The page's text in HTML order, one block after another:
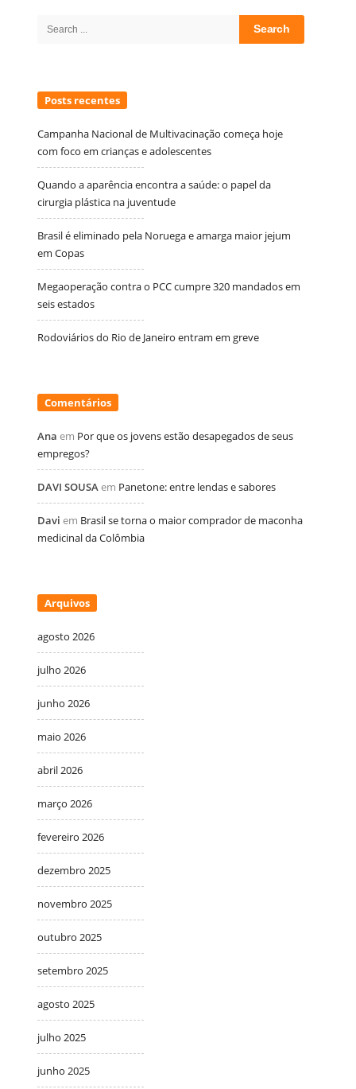
Search
Posts recentes
Campanha Nacional de Multivacinação começa hoje
com foco em crianças e adolescentes
Quando a aparência encontra a saúde: o papel da
cirurgia plástica na juventude
Brasil é eliminado pela Noruega e amarga maior jejum
em Copas
Megaoperação contra o PCC cumpre 320 mandados em
seis estados
Rodoviários do Rio de Janeiro entram em greve
Comentários
Ana em Por que os jovens estão desapegados de seus
empregos?
DAVI SOUSAem Panetone: entre lendas e sabores
Davi em Brasil se torna o maior comprador de maconha
medicinal da Colômbia
Arquivos
agosto 2026
julho 2026
junho 2026
maio 2026
abril 2026
março 2026
fevereiro 2026
dezembro 2025
novembro 2025
outubro 2025
setembro 2025
agosto 2025
julho 2025
junho 2025